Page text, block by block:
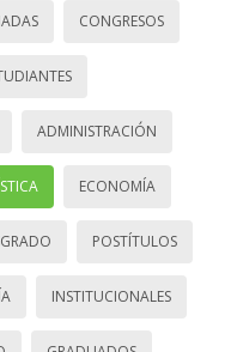
CONGRESOS
ADMINISTRACIÓN
ECONOMÍA
POSTÍTULOS
INSTITUCIONALES